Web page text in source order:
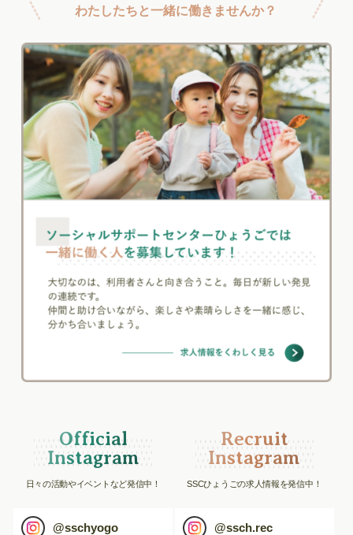
わたしたちと一緒に働きませんか？
Official
Instagram
日々の活動やイベントなど発信中！
@sschyogo
Recruit
Instagram
SSCひょうごの求人情報を発信中！
@ssch.rec